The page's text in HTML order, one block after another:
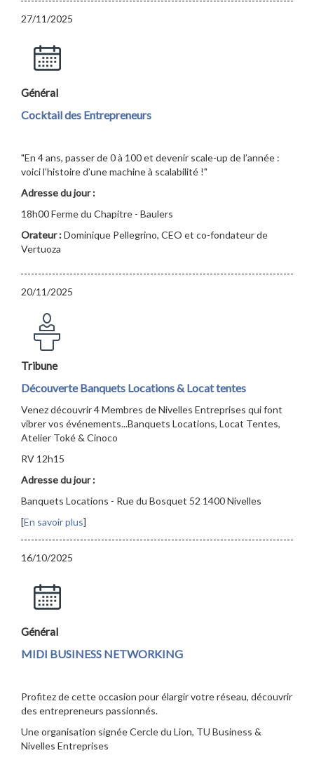
27/11/2025
Général
Cocktail des Entrepreneurs
"En 4 ans, passer de 0 à 100 et devenir scale-up de l’année :
voici l’histoire d’une machine à scalabilité !"
Adresse du jour :
18h00 Ferme du Chapitre - Baulers
Orateur :Dominique Pellegrino, CEO et co-fondateur de
Vertuoza
20/11/2025
Tribune
Découverte Banquets Locations & Locat tentes
Venez découvrir 4 Membres de Nivelles Entreprises qui font
vibrer vos événements...Banquets Locations, Locat Tentes,
Atelier Toké & Cinoco
RV 12h15
Adresse du jour :
Banquets Locations - Rue du Bosquet 52 1400 Nivelles
[En savoir plus]
16/10/2025
Général
MIDI BUSINESS NETWORKING
Profitez de cette occasion pour élargir votre réseau, découvrir
des entrepreneurs passionnés.
Une organisation signée Cercle du Lion, TU Business &
Nivelles Entreprises